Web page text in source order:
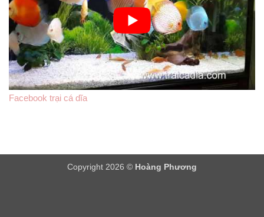
Facebook trại cá dĩa
Copyright 2026 © Hoàng Phương